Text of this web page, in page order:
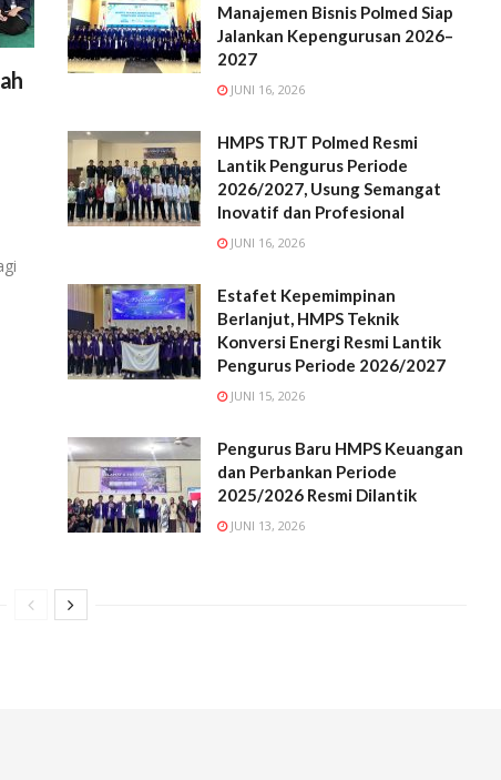
Manajemen Bisnis Polmed Siap
Jalankan Kepengurusan 2026–
2027
JUNI 16, 2026
HMPS TRJT Polmed Resmi
Lantik Pengurus Periode
2026/2027, Usung Semangat
Inovatif dan Profesional
JUNI 16, 2026
Estafet Kepemimpinan
Berlanjut, HMPS Teknik
Konversi Energi Resmi Lantik
Pengurus Periode 2026/2027
JUNI 15, 2026
Pengurus Baru HMPS Keuangan
dan Perbankan Periode
2025/2026 Resmi Dilantik
JUNI 13, 2026